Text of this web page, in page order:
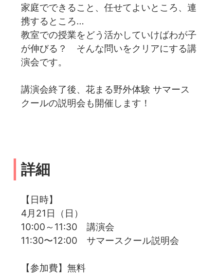
家庭でできること、任せてよいところ、連
携するところ…
教室での授業をどう活かしていけばわが子
が伸びる？ そんな問いをクリアにする講
演会です。
講演会終了後、花まる野外体験 サマース
クールの説明会も開催します！
詳細
【日時】
4月21日（日）
10:00～11:30 講演会
11:30〜12:00 サマースクール説明会
【参加費】無料